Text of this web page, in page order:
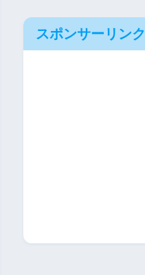
スポンサーリンク